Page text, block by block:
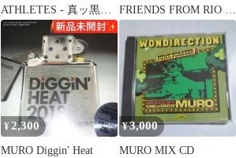
ATHLETES - 真ッ黒ニ
ナル果テ 未開封
FRIENDS FROM RIO -
FOGO 〜
¥2,300
MURO Diggin' Heat
¥3,000
MURO MIX CD